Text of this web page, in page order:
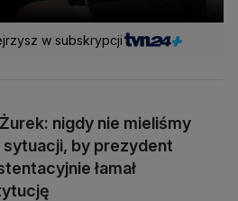
w subskrypcji
Żurek: nigdy nie mieliśmy
sytuacji, by prezydent
łamał